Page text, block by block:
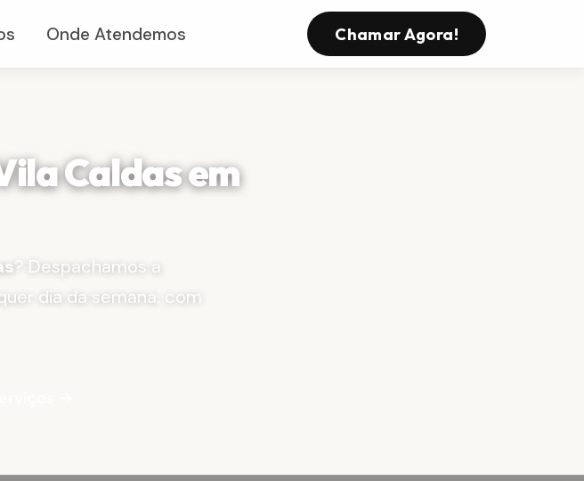
Onde Atendemos Chamar Agora!
Caldas em
? Despachamos a
dia da semana, com
→